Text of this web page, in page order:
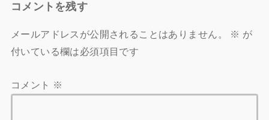
コメントを残す
メールアドレスが公開されることはありません。 ※ が
付いている欄は必須項目です
コメント ※